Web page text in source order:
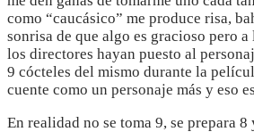
como “caucásico” me produce risa,
sonrisa de que algo es gracioso pero
los directores hayan puesto al
9 cócteles del mismo durante la
cuente como un personaje más y eso
En realidad no se toma 9, se prepara 8